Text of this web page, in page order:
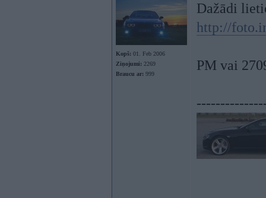
Kopš: 01. Feb 2006
Ziņojumi: 2269
Braucu ar: 999
Dažādi
http://
PM vai